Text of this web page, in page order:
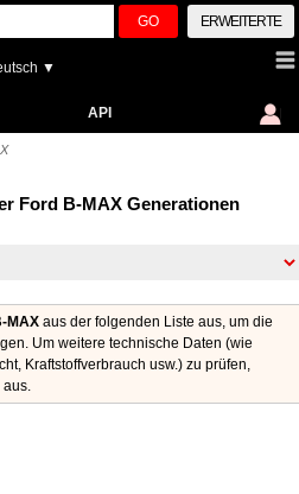
GO ERWEITERTE
▼
API
Ford B-MAX Generationen
MAX aus der folgenden Liste aus, um die
Um weitere technische Daten (wie
Kraftstoffverbrauch usw.) zu prüfen,
aus.